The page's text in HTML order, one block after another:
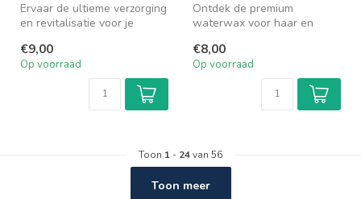
Ervaar de ultieme verzorging
en revitalisatie voor je
Scal...
€9,00
Op voorraad
Ontdek de premium
waterwax voor haar en
Het is de ultiem...
€8,00
Op voorraad
Toon 1 - 24van 56
Toon meer